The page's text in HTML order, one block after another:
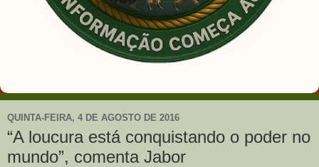
QUINTA-FEIRA, 4 DE AGOSTO DE 2016
“A loucura está conquistando o poder no
mundo”, comenta Jabor